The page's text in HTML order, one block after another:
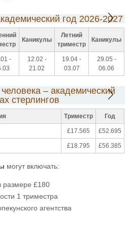
год 2026-2027
Каникулы
Летний
триместр
Каникулы
-
12.02 -
21.02
19.04 -
03.07
29.05 -
06.06
– академический
стерлингов
Триместр Год
£17.565 £52.695
£18.795 £56.385
могут включать:
размере £180
1 триместра
агентства